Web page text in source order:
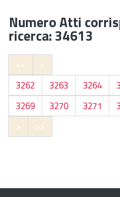
Numero Atti
ricerca: 34613
<<
<
3262
3263 3264
3269
3270 3271
>
>>